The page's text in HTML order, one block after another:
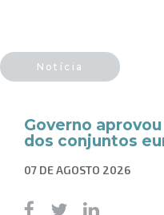
Notícia
Governo
dos conjuntos
07 DE AGOSTO 2026